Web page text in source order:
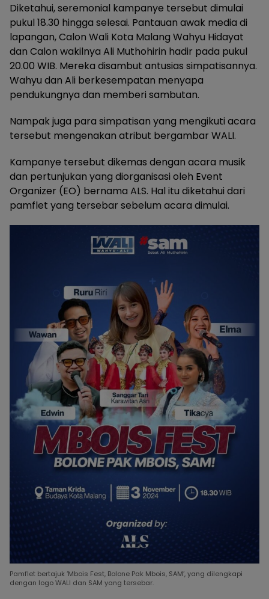
Diketahui, seremonial kampanye tersebut dimulai
pukul 18.30 hingga selesai. Pantauan awak media di
lapangan, Calon Wali Kota Malang Wahyu Hidayat
dan Calon wakilnya Ali Muthohirin hadir pada pukul
20.00 WIB. Mereka disambut antusias simpatisannya.
Wahyu dan Ali berkesempatan menyapa
pendukungnya dan memberi sambutan.
Nampak juga para simpatisan yang mengikuti acara
tersebut mengenakan atribut bergambar WALI.
Kampanye tersebut dikemas dengan acara musik
dan pertunjukan yang diorganisasi oleh Event
Organizer (EO) bernama ALS. Hal itu diketahui dari
pamflet yang tersebar sebelum acara dimulai.
Pamflet bertajuk ‘Mbois Fest, Bolone Pak Mbois, SAM’, yang dilengkapi
dengan logo WALI dan SAM yang tersebar.